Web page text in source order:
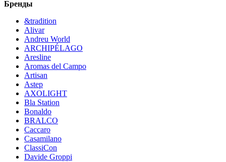
Бренды
&tradition
Alivar
Andreu World
ARCHIPÉLAGO
Aresline
Aromas del Campo
Artisan
Astep
AXOLIGHT
Bla Station
Bonaldo
BRALCO
Caccaro
Casamilano
ClassiCon
Davide Groppi